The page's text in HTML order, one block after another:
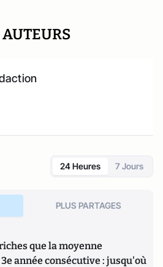
AUTEURS
24 Heures 7 Jours
PLUS PARTAGES
que la moyenne
année consécutive : jusqu'où